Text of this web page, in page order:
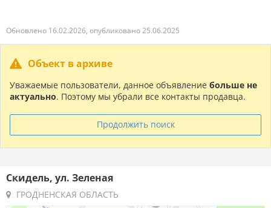
Обновлено 16.02.2026, опубликовано 25.06.2025
Объект в архиве
Уважаемые пользователи, данное объявление больше не
актуально. Поэтому мы убрали все контакты продавца.
Продолжить поиск
Скидель, ул. Зеленая
ГРОДНЕНСКАЯ ОБЛАСТЬ